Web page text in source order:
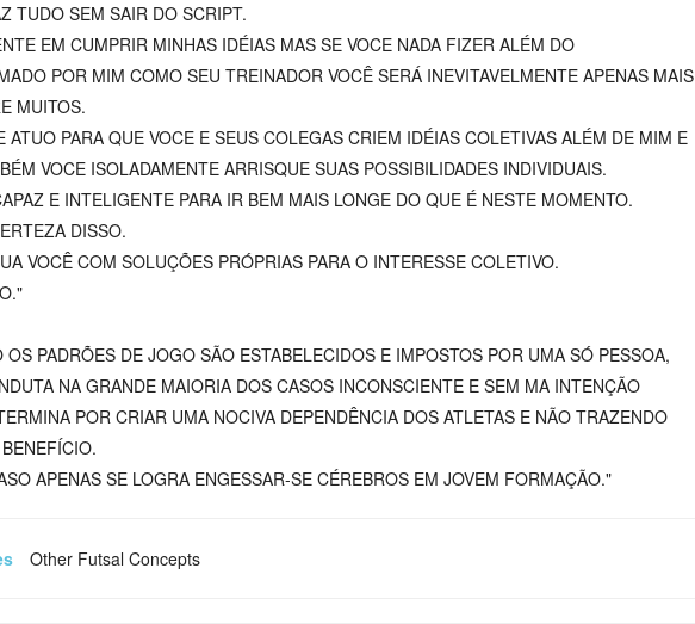
TUDO SEM SAIR DO SCRIPT.
EM CUMPRIR MINHAS IDÉIAS MAS SE VOCE NADA FIZER ALÉM DO
POR MIM COMO SEU TREINADOR VOCÊ SERÁ INEVITAVELMENTE APENAS MAIS
MUITOS.
ATUO PARA QUE VOCE E SEUS COLEGAS CRIEM IDÉIAS COLETIVAS ALÉM DE MIM E
VOCE ISOLADAMENTE ARRISQUE SUAS POSSIBILIDADES INDIVIDUAIS.
E INTELIGENTE PARA IR BEM MAIS LONGE DO QUE É NESTE MOMENTO.
DISSO.
VOCÊ COM SOLUÇÕES PRÓPRIAS PARA O INTERESSE COLETIVO.
OS PADRÕES DE JOGO SÃO ESTABELECIDOS E IMPOSTOS POR UMA SÓ PESSOA,
NA GRANDE MAIORIA DOS CASOS INCONSCIENTE E SEM MA INTENÇÃO
POR CRIAR UMA NOCIVA DEPENDÊNCIA DOS ATLETAS E NÃO TRAZENDO
APENAS SE LOGRA ENGESSAR-SE CÉREBROS EM JOVEM FORMAÇÃO."
Other Futsal Concepts